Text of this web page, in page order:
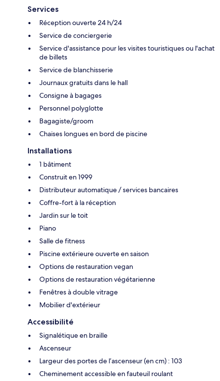
Services
Réception ouverte 24 h/24
Service de conciergerie
Service d'assistance pour les visites touristiques ou l'achat
de billets
Service de blanchisserie
Journaux gratuits dans le hall
Consigne à bagages
Personnel polyglotte
Bagagiste/groom
Chaises longues en bord de piscine
Installations
1 bâtiment
Construit en 1999
Distributeur automatique / services bancaires
Coffre-fort à la réception
Jardin sur le toit
Piano
Salle de fitness
Piscine extérieure ouverte en saison
Options de restauration vegan
Options de restauration végétarienne
Fenêtres à double vitrage
Mobilier d'extérieur
Accessibilité
Signalétique en braille
Ascenseur
Largeur des portes de l’ascenseur (en cm) : 103
Cheminement accessible en fauteuil roulant